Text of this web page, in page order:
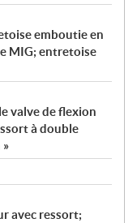
emboutie en
MIG; entretoise
valve de flexion
à double
»
avec ressort;